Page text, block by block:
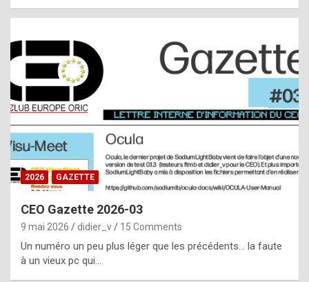
t
s
t
a
s
i
e
f
2026 GAZETTE
CEO Gazette 2026-03
9 mai 2026 didier_v 15 Comments
Un numéro un peu plus léger que les précédents… la faute
à un vieux pc qui…